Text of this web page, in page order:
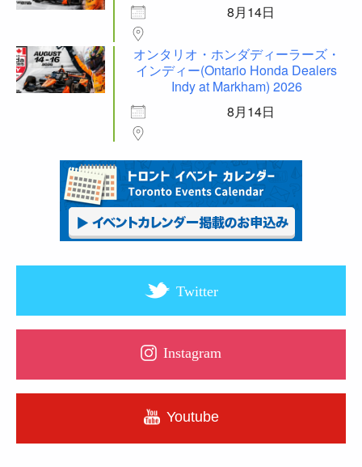
8月14日
オンタリオ・ホンダディーラーズ・
インディー(Ontario Honda Dealers
Indy at Markham) 2026
8月14日
Twitter
Instagram
Youtube